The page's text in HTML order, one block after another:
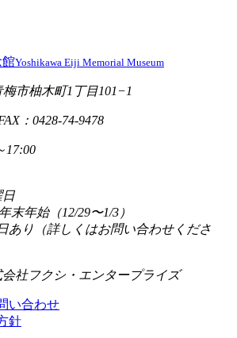
館Yoshikawa Eiji Memorial Museum
梅市柚木町1丁目101−1
：0428-74-9478
17:00
日
末年始（12/29〜1/3）
あり（詳しくはお問い合わせくださ
社フクシ・エンタープライズ
い合わせ
針